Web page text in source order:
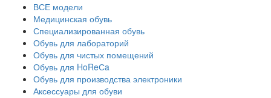
ВСЕ модели
Медицинская обувь
Специализированная обувь
Обувь для лабораторий
Обувь для чистых помещений
Обувь для HoReСa
Обувь для производства электроники
Аксессуары для обуви